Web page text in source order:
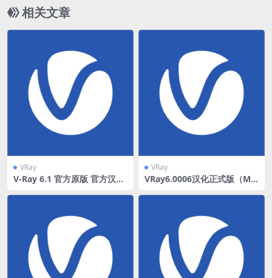
相关文章
VRay
V-Ray 6.1 官方原版 官方汉化
VRay
VRay6.0006汉化正式版（MA